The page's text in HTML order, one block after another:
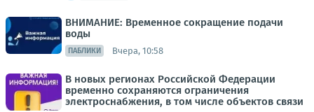
ВНИМАНИЕ: Временное сокращение подачи
воды
ПАБЛИКИ Вчера, 10:58
В новых регионах Российской Федерации
временно сохраняются ограничения
электроснабжения, в том числе объектов связи